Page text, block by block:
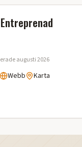
augusti 2026
Webb Karta